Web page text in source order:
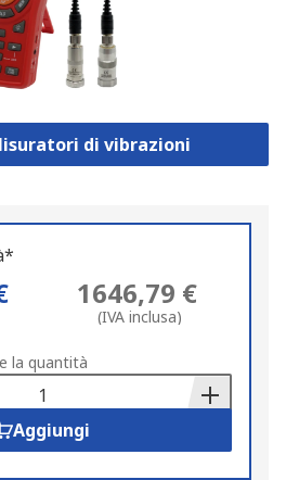
di vibrazioni
1646,79 €
(IVA inclusa)
la quantità
Aggiungi